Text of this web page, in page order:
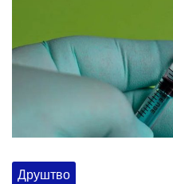
Друштво